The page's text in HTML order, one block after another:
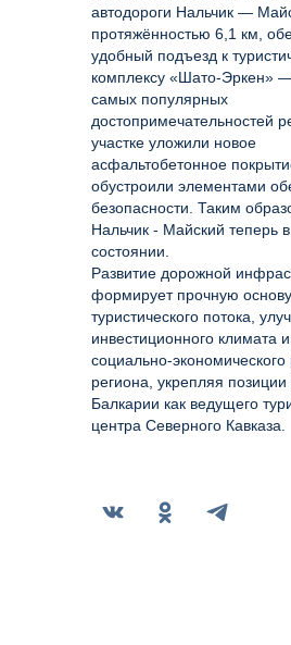
автодороги Нальчик —
протяжённостью 6,1 км,
удобный подъезд к
комплексу «Шато-Эркен»
самых популярных
достопримечательностей
участке уложили новое
асфальтобетонное
обустроили элементами
безопасности. Таким
Нальчик - Майский теперь
состоянии.
Развитие дорожной
формирует прочную
туристического потока,
инвестиционного климата
социально-экономического
региона, укрепляя
Балкарии как ведущего
центра Северного Кавказа.